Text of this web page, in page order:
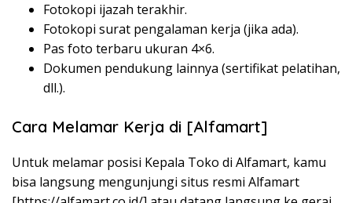
Fotokopi ijazah terakhir.
Fotokopi surat pengalaman kerja (jika ada).
Pas foto terbaru ukuran 4×6.
Dokumen pendukung lainnya (sertifikat pelatihan,
dll.).
Cara Melamar Kerja di [Alfamart]
Untuk melamar posisi Kepala Toko di Alfamart, kamu
bisa langsung mengunjungi situs resmi Alfamart